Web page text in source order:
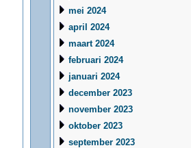
mei 2024
april 2024
maart 2024
februari 2024
januari 2024
december 2023
november 2023
oktober 2023
september 2023